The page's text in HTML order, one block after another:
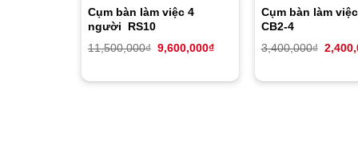
Cụm bàn làm việc 4
người RS10
11,500,000₫ Giá
gốc
11,500,000₫.
9,600,000₫Giá
là:
Cụm bàn làm
CB2-4
3,400,000₫ Giá
gốc